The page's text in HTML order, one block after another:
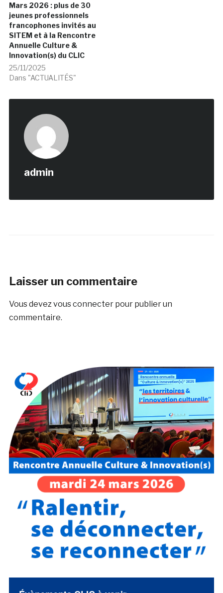
Mars 2026 : plus de 30
jeunes professionnels
francophones invités au
SITEM et à la Rencontre
Annuelle Culture &
Innovation(s) du CLIC
25/11/2025
Dans "ACTUALITÉS"
admin
Laisser un commentaire
Vous devez vous connecterpour publier un
commentaire.